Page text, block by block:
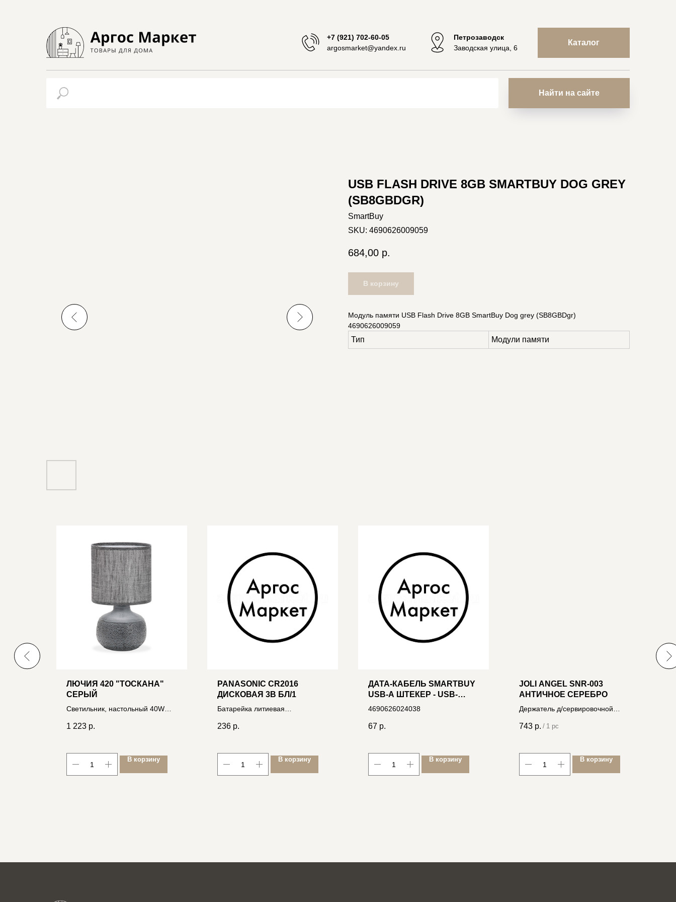
+7 (921) 702-60-05
argosmarket@yandex.ru
Петрозаводск
Заводская улица, 6
Каталог
Найти на сайте
USB FLASH DRIVE 8GB SMARTBUY DOG GREY
(SB8GBDGR)
SmartBuy
SKU: 4690626009059
684,00 р.
В корзину
Модуль памяти USB Flash Drive 8GB SmartBuy Dog grey (SB8GBDgr)
4690626009059
Тип Модули памяти
ЛЮЧИЯ 420 "ТОСКАНА"
СЕРЫЙ
Светильник, настольный 40W
1 223 р.
В корзину
PANASONIC CR2016
ДИСКОВАЯ 3В БЛ/1
Батарейка литиевая
236 р.
В корзину
ДАТА-КАБЕЛЬ SMARTBUY
USB-A ШТЕКЕР - USB-
MICRO ШТЕКЕР,
ОРАНЖЕВЫЙ (IK-02M
4690626024038
67 р.
В корзину
JOLI ANGEL SNR-003
АНТИЧНОЕ СЕРЕБРО
Держатель д/сервировочной
743 р. / 1 pc
В корзину